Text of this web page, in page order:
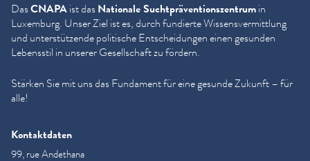
DasCNAPAist dasNationale Sucht­präven­tion­szen­trumin
Luxemburg. Unser Ziel ist es, durch fundierte Wis­sensver­mit­tlung
und unter­stützende politische Entschei­dun­gen einen gesunden
Lebensstil in unserer Gesellschaft zu fördern.
Stärken Sie mit uns das Fundament für eine gesunde Zukunft – für
alle!
Kontaktdaten
99, rue Andethana